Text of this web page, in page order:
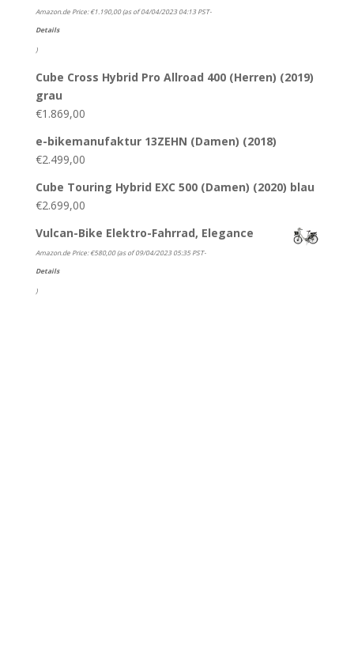
Amazon.de Price:€1.190,00(as of 04/04/2023 04:13 PST-
Details
)
Cube Cross Hybrid Pro Allroad 400 (Herren) (2019)
grau
€1.869,00
e-bikemanufaktur 13ZEHN (Damen) (2018)
€2.499,00
Cube Touring Hybrid EXC 500 (Damen) (2020) blau
€2.699,00
Vulcan-Bike Elektro-Fahrrad, Elegance
Amazon.de Price:€580,00(as of 09/04/2023 05:35 PST-
Details
)